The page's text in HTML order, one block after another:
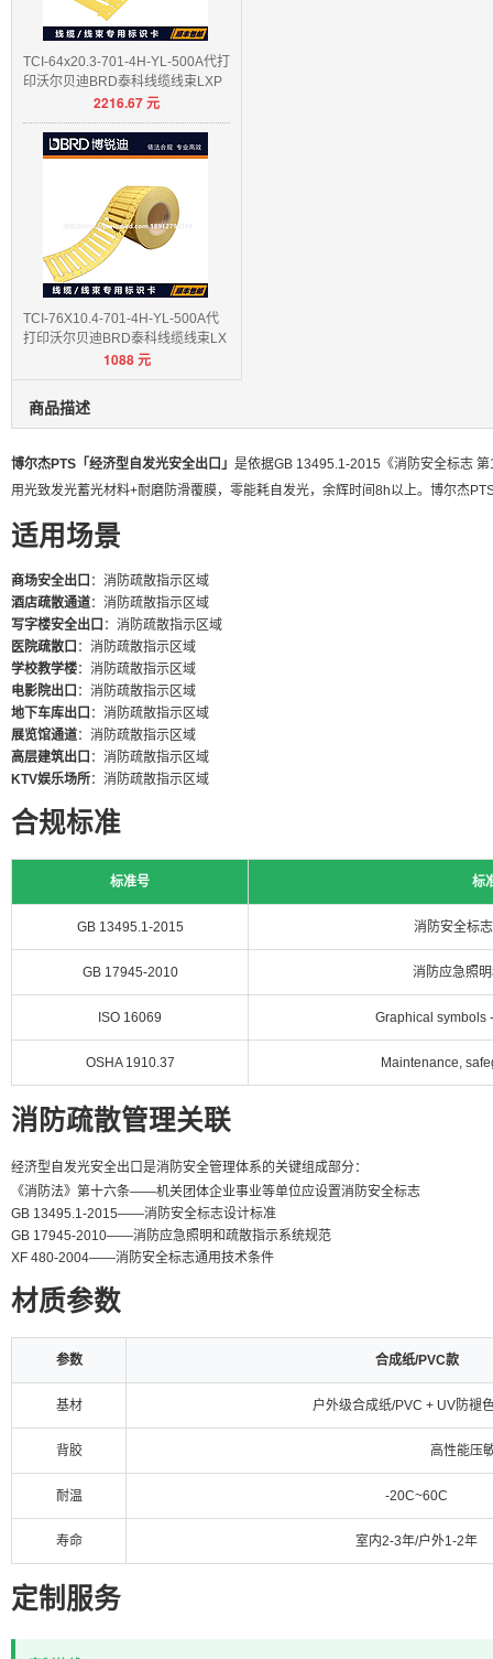
TCI-64x20.3-701-4H-YL-500A代打
印沃尔贝迪BRD泰科线缆线束LXP
2216.67元
TCI-76X10.4-701-4H-YL-500A代
打印沃尔贝迪BRD泰科线缆线束LX
1088元
商品描述
博尔杰PTS「经济型自发光安全出口」 是依据GB 13495.1-2015《消防安全标志
用光致发光蓄光材料+耐磨防滑覆膜，零能耗自发光，余辉时间8h以上。博尔杰
适用场景
商场安全出口 ：消防疏散指示区域
酒店疏散通道：消防疏散指示区域
写字楼安全出口 ：消防疏散指示区域
医院疏散口 ：消防疏散指示区域
学校教学楼：消防疏散指示区域
电影院出口 ：消防疏散指示区域
地下车库出口 ：消防疏散指示区域
展览馆通道：消防疏散指示区域
高层建筑出口 ：消防疏散指示区域
KTV娱乐场所：消防疏散指示区域
合规标准
标准号 标
GB 13495.1-2015 消防安全标
GB 17945-2010 消防应急照
ISO 16069 Graphical symbols
OSHA 1910.37 Maintenance,
消防疏散管理关联
经济型自发光安全出口是消防安全管理体系的关键组成部分：
《消防法》第十六条——机关团体企业事业等单位应设置消防安全标志
GB 13495.1-2015——消防安全标志设计标准
GB 17945-2010——消防应急照明和疏散指示系统规范
XF 480-2004——消防安全标志通用技术条件
材质参数
参数 合成纸/PVC款
基材 户外级合成纸/PVC + UV防褪
背胶 高性能压
耐温 -20C~60C
寿命 室内2-3年/户外1-2年
定制服务